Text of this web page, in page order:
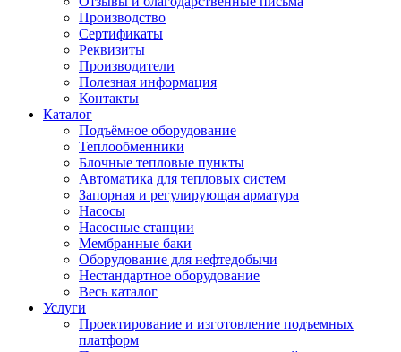
Производство
Сертификаты
Реквизиты
Производители
Полезная информация
Контакты
Каталог
Подъёмное оборудование
Теплообменники
Блочные тепловые пункты
Автоматика для тепловых систем
Запорная и регулирующая арматура
Насосы
Насосные станции
Мембранные баки
Оборудование для нефтедобычи
Нестандартное оборудование
Весь каталог
Услуги
Проектирование и изготовление подъемных
платформ